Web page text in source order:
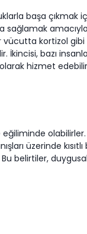
başa
sağlamak
kortizol
İkincisi, bazı
hizmet
üzerinde